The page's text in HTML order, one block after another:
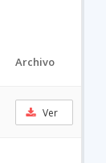
Archivo
Ver